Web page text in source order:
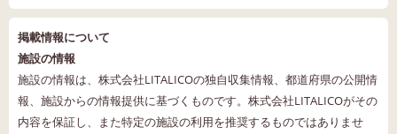
掲載情報について
施設の情報
施設の情報は、株式会社LITALICOの独自収集情報、都道府県の公開情
報、施設からの情報提供に基づくものです。株式会社LITALICOがその
内容を保証し、また特定の施設の利用を推奨するものではありませ